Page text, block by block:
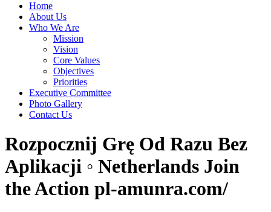
Home
About Us
Who We Are
Mission
Vision
Core Values
Objectives
Priorities
Executive Committee
Photo Gallery
Contact Us
Rozpocznij Grę Od Razu Bez
Aplikacji ◦ Netherlands Join
the Action pl-amunra.com/